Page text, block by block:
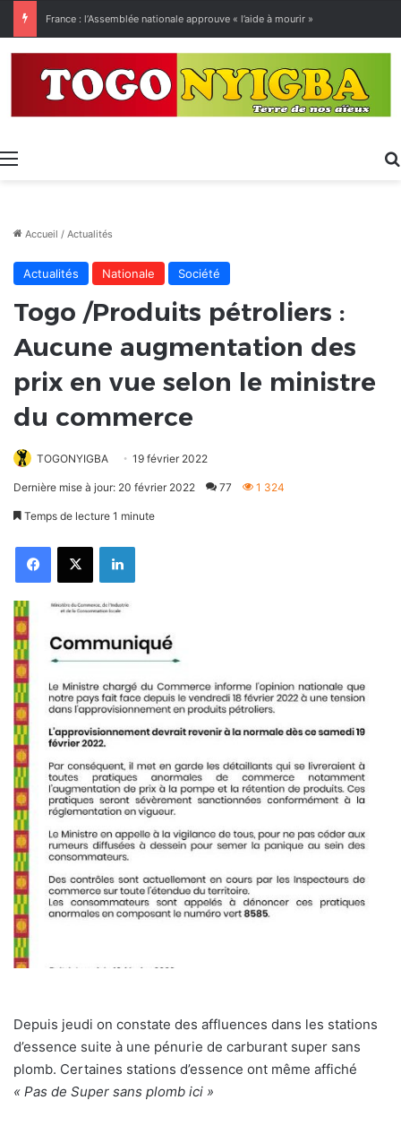
Menu
Accueil / Actualités
Actualités Nationale Société
Togo /Produits pétroliers :
Aucune augmentation des
prix en vue selon le ministre
du commerce
TOGONYIGBA 19 février 2022
Dernière mise à jour: 20 février 2022 77 1 324
Temps de lecture 1 minute
FacebookX Linkedin
Depuis jeudi on constate des affluences dans les stations
d’essence suite à une pénurie de carburant super sans
plomb. Certaines stations d’essence ont même affiché
« Pas de Super sans plomb ici »